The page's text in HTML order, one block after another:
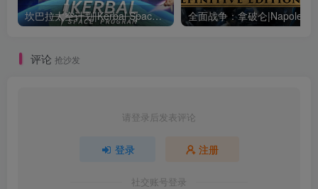
坎巴拉太空计划|Kerbal Space Program|1.12.5.3190|整合全DLC
评论 抢沙发
请登录后发表评论
登录 注册
社交账号登录